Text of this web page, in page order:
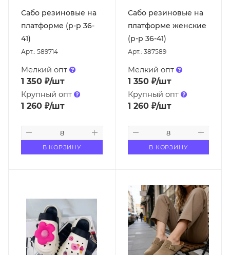
Сабо резиновые на
платформе (р-р 36-
41)
Арт.: 589714
Мелкий опт
1 350 ₽/шт
Крупный опт
1 260 ₽/шт
В КОРЗИНУ
Сабо резиновые на
платформе женские
(р-р 36-41)
Арт.: 387589
Мелкий опт
1 350₽/шт
Крупный опт
1 260₽/шт
В КОРЗИНУ